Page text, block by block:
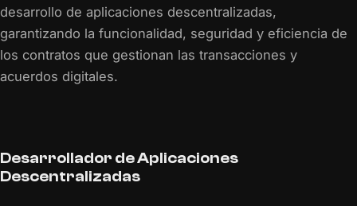
desarrollo de aplicaciones descentralizadas,
garantizando la funcionalidad, seguridad y eficiencia de
los contratos que gestionan las transacciones y
acuerdos digitales.
Desarrollador de Aplicaciones
Descentralizadas